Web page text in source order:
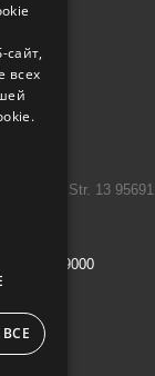
Str. 13 95691
9632 7999000
сайт,
всех